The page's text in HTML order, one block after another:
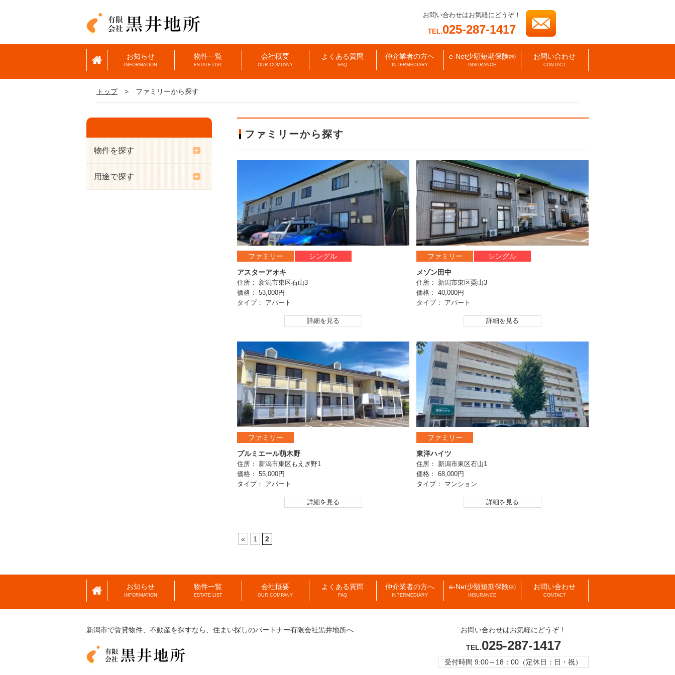
お問い合わせはお気軽にどうぞ！
TEL.025-287-1417
お知らせ
INFORMATION
物件一覧
ESTATE LIST
会社概要
OUR COMPANY
よくある質問
FAQ
仲介業者の方へ
INTERMEDIARY
e-Net少額短期保険㈱
INSURANCE
お問い合わせ
CONTACT
トップ> ファミリーから探す
ファミリーから探す
ファミリー
シングル
アスターアオキ
住所： 新潟市東区石山3
価格： 53,000円
タイプ： アパート
詳細を見る
ファミリー
シングル
メゾン田中
住所： 新潟市東区粟山3
価格： 40,000円
タイプ： アパート
詳細を見る
ファミリー
プルミエール萌木野
住所： 新潟市東区もえぎ野1
価格： 55,000円
タイプ： アパート
詳細を見る
ファミリー
東洋ハイツ
住所： 新潟市東区石山1
価格： 68,000円
タイプ： マンション
詳細を見る
« 1 2
物件を探す
用途で探す
お知らせ
INFORMATION
物件一覧
ESTATE LIST
会社概要
OUR COMPANY
よくある質問
FAQ
仲介業者の方へ
INTERMEDIARY
e-Net少額短期保険㈱
INSURANCE
お問い合わせ
CONTACT
新潟市で賃貸物件、不動産を探すなら、 住まい探しのパートナー有限会社黒井地所へ お問い合わせはお気軽にどうぞ！
TEL.025-287-1417
受付時間 9:00～18：00（定休日：日・祝）